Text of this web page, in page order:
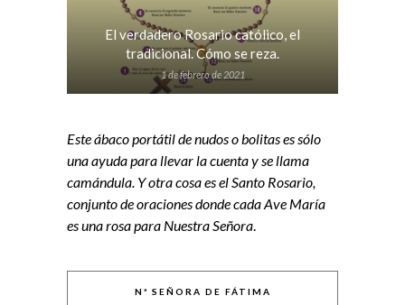
El verdadero Rosario católico, el
tradicional. Cómo se reza.
1 de febrero de 2021
Este ábaco portátil de nudos o bolitas es sólo
una ayuda para llevar la cuenta y se llama
camándula. Y otra cosa es el Santo Rosario,
conjunto de oraciones donde cada Ave María
es una rosa para Nuestra Señora.
Nª SEÑORA DE FÁTIMA